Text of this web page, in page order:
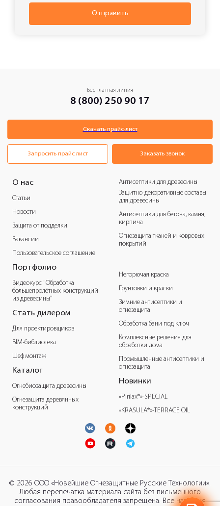
Отправить
Бесплатная линия
8 (800) 250 90 17
Скачать прайс-лист
Запросить прайс лист
О нас
Статьи
Новости
Защита от подделки
Вакансии
Пользовательское соглашение
Портфолио
Видеокурс "Обработка
большепролётных конструкций
из древесины"
Стать дилером
Для проектировщиков
BIM-библиотека
Шеф монтаж
Каталог
Огнебиозащита древесины
Огнезащита деревянных
конструкций
Антисептики для древесины
Защитно-декоративные составы
для древесины
Антисептики для бетона, камня,
кирпича
Огнезащита тканей и ковровых
покрытий
Негорючая краска
Грунтовки и краски
Зимние антисептики и
огнезащита
Обработка бани под ключ
Комплексные решения для
обработки дома
Промышленные антисептики и
огнезащита
Новинки
«Pirilax®»-SPECIAL
«KRASULA®»-TERRACE OIL
Заказать звонок
© 2026 ООО «Новейшие Огнезащитные Русские Технологии».
Любая перепечатка материала сайта без письменного
согласования правообладателя запрещена. Все названия